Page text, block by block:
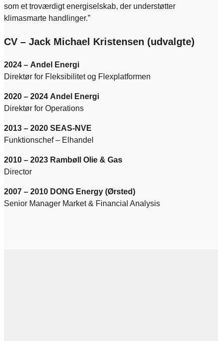
som et troværdigt energiselskab, der understøtter
klimasmarte handlinger.”
CV – Jack Michael Kristensen (udvalgte)
2024 – Andel Energi
Direktør for Fleksibilitet og Flexplatformen
2020 – 2024 Andel Energi
Direktør for Operations
2013 – 2020 SEAS-NVE
Funktionschef – Elhandel
2010 – 2023 Rambøll Olie & Gas
Director
2007 – 2010 DONG Energy (Ørsted)
Senior Manager Market & Financial Analysis